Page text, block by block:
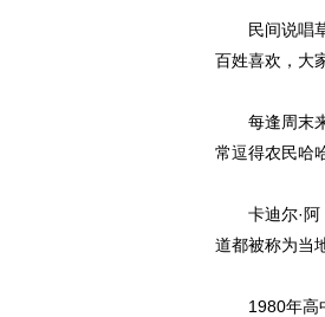
民间说唱草
百姓喜欢，大
每逢周末来
常逗得农民哈
卡迪尔·阿卜
道都被称为当
1980年高中